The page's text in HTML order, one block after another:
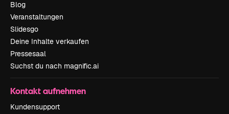
Blog
Veranstaltungen
Slidesgo
Deine Inhalte verkaufen
Pressesaal
Suchst du nach magnific.ai
Kontakt aufnehmen
Kundensupport